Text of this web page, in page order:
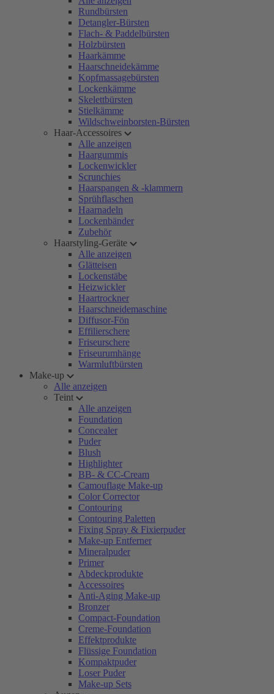
Rundbürsten
Detangler-Bürsten
Flach- & Paddelbürsten
Holzbürsten
Haarkämme
Haarschneidekämme
Kopfmassagebürsten
Lockenkämme
Skelettbürsten
Stielkämme
Wildschweinborsten-Bürsten
Haar-Accessoires
Alle anzeigen
Haargummis
Lockenwickler
Scrunchies
Haarspangen & -klammern
Sprühflaschen
Haarnadeln
Lockenbänder
Zubehör
Haarstyling-Geräte
Alle anzeigen
Glätteisen
Lockenstäbe
Heizwickler
Haartrockner
Haarschneidemaschine
Diffusor-Fön
Effilierschere
Friseurschere
Friseurumhänge
Warmluftbürsten
Make-up
Alle anzeigen
Teint
Alle anzeigen
Foundation
Concealer
Puder
Blush
Highlighter
BB- & CC-Cream
Camouflage Make-up
Color Corrector
Contouring
Contouring Paletten
Fixing Spray & Fixierpuder
Make-up Entferner
Mineralpuder
Primer
Abdeckprodukte
Accessoires
Anti-Aging Make-up
Bronzer
Compact-Foundation
Creme-Foundation
Effektprodukte
Flüssige Foundation
Kompaktpuder
Loser Puder
Make-up Sets